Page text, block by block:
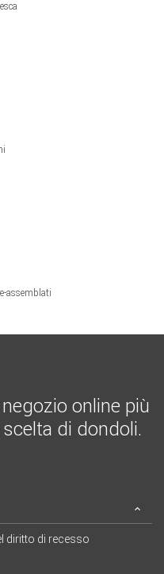
assemblati
online più
di dondoli.
diritto di recesso